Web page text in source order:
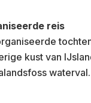
reis
kust van
waterval.